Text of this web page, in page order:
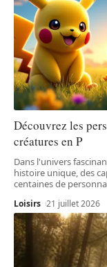
Découvrez les
créatures en P
Dans l'univers
histoire unique, des
centaines de
Loisirs 21 juillet 2026